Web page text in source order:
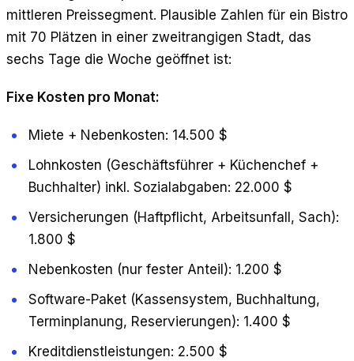
mittleren Preissegment. Plausible Zahlen für ein Bistro
mit 70 Plätzen in einer zweitrangigen Stadt, das
sechs Tage die Woche geöffnet ist:
Fixe Kosten pro Monat:
Miete + Nebenkosten: 14.500 $
Lohnkosten (Geschäftsführer + Küchenchef +
Buchhalter) inkl. Sozialabgaben: 22.000 $
Versicherungen (Haftpflicht, Arbeitsunfall, Sach):
1.800 $
Nebenkosten (nur fester Anteil): 1.200 $
Software-Paket (Kassensystem, Buchhaltung,
Terminplanung, Reservierungen): 1.400 $
Kreditdienstleistungen: 2.500 $